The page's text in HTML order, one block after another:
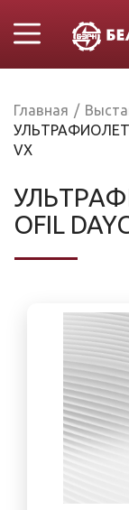
Главная /
VX
OFIL